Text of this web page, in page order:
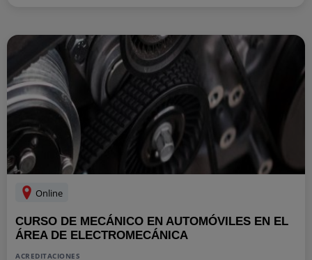
Online
CURSO DE MECÁNICO EN AUTOMÓVILES EN EL
ÁREA DE ELECTROMECÁNICA
ACREDITACIONES